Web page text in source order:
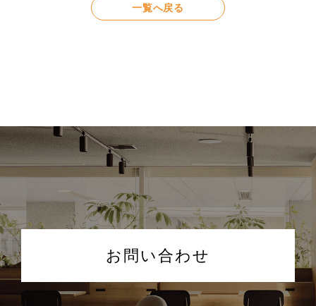
一覧へ戻る
お問い合わせ